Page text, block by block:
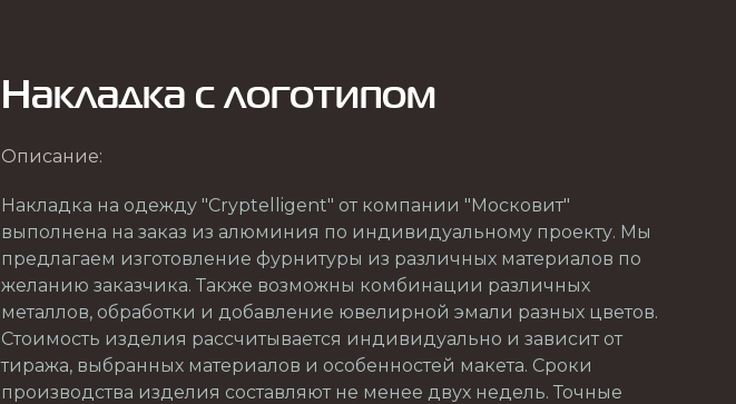
Накладка с логотипом
Описание:
Накладка на одежду "Cryptelligent" от компании "Московит"
выполнена на заказ из алюминия по индивидуальному проекту. Мы
предлагаем изготовление фурнитуры из различных материалов по
желанию заказчика. Также возможны комбинации различных
металлов, обработки и добавление ювелирной эмали разных цветов.
Стоимость изделия рассчитывается индивидуально и зависит от
тиража, выбранных материалов и особенностей макета. Сроки
производства изделия составляют не менее двух недель. Точные